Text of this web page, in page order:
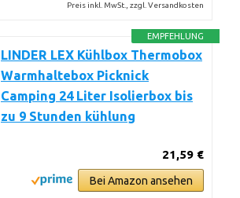
Preis inkl. MwSt., zzgl. Versandkosten
EMPFEHLUNG
LINDER LEX Kühlbox Thermobox
Warmhaltebox Picknick
Camping 24 Liter Isolierbox bis
zu 9 Stunden kühlung
21,59 €
Bei Amazon ansehen